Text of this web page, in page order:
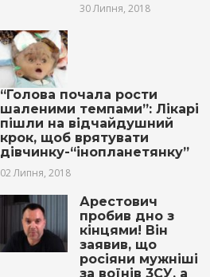
30 Липня, 2018
“Голова почала рости
шаленими темпами”: Лікарі
пішли на відчайдушний
крок, щоб врятувати
дівчинку-“інопланетянку”
02 Липня, 2018
Арестович
пробив дно з
кінцями! Він
заявив, що
росіяни мужніші
за воїнів 3СУ, а